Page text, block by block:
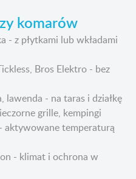
komarów
- z płytkami lub wkładami
Bros Elektro - bez
lawenda - na taras i działkę
grille, kempingi
aktywowane temperaturą
- klimat i ochrona w